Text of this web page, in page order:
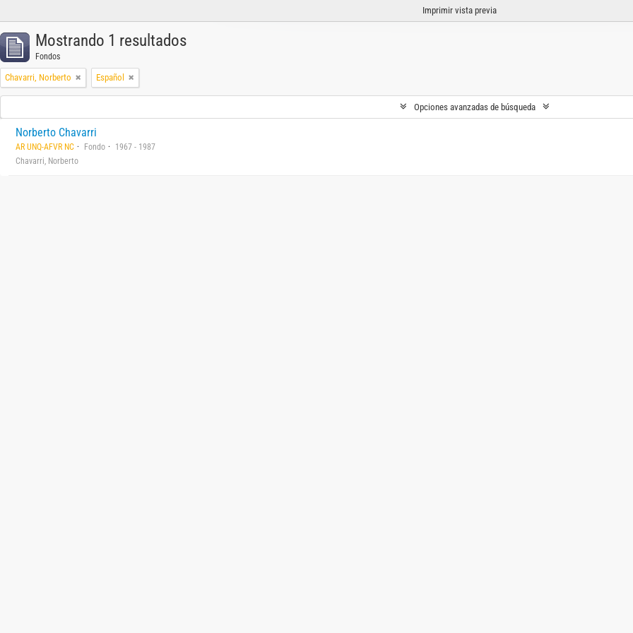
Imprimir vista previa
Mostrando 1 resultados
Fondos
Chavarri, Norberto Español
Opciones avanzadas de búsqueda
Norberto Chavarri
AR UNQ-AFVR NC Fondo
1967 - 1987
Chavarri, Norberto